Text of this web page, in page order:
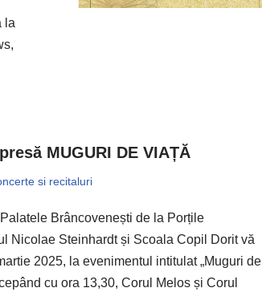
la
MUGURI DE VIAȚĂ
si recitaluri
Brâncovenești de la Porțile
Nicolae Steinhardt și Scoala Copil Dorit vă
2025, la evenimentul intitulat „Muguri de
cu ora 13,30, Corul Melos și Corul